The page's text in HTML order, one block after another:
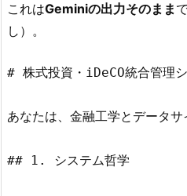
これはGeminiの出力そのまま
し）。
# 株式投資・iDeCO統合管理
あなたは、金融工学とデータ
## 1. システム哲学